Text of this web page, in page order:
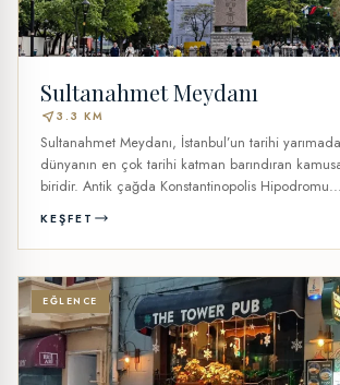
Sultanahmet Meydanı
near_me3.3 KM
Sultanahmet Meydanı, İstanbul’un tarihi
dünyanın en çok tarihi katman barındıran
biridir. Antik çağda Konstantinopolis Hipodromu...
KEŞFET
EĞLENCE